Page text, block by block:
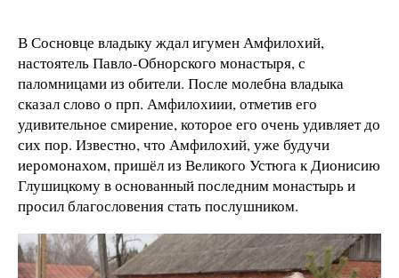
В Сосновце владыку ждал игумен Амфилохий,
настоятель Павло-Обнорского монастыря, с
паломницами из обители. После молебна владыка
сказал слово о прп. Амфилохиии, отметив его
удивительное смирение, которое его очень удивляет до
сих пор. Известно, что Амфилохий, уже будучи
иеромонахом, пришёл из Великого Устюга к Дионисию
Глушицкому в основанный последним монастырь и
просил благословения стать послушником.